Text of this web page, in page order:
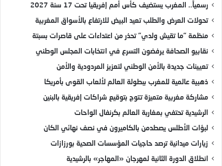
رسمياً.. المغرب يستضيف كأس أمم إفريقيا تحت 17 سنة 2027
تحولات العرض والطلب تعيد البيض للارتفاع بالأسواق المغربية
منظمة “ما تقيش ولدي” تحذر من اعتداءات على قاصرات بسبتة
نقابيو الصحافة يرفضون التسرع في انتخابات المجلس الوطني
تعيينات جديدة بالأمن الوطني لتعزيز المردودية والأمن
ذهبية عالمية للمغرب ببطولة العالم لألعاب القوى بأمريكا
مشاركة مغربية متميزة تتوج بتوقيع شراكات إفريقية بالبنين
الرشيدية تحتفي بمغاربة العالم بكرنفال الواحات
لبؤات الأطلس يصطدمن بالكاميرون في نصف نهائي الكان
زيارات ميدانية ترصد حاجيات المؤسسات الصحية بورزازات
انطلاق الدورة الثانية لمهرجان «المهاجر» بالرشيدية